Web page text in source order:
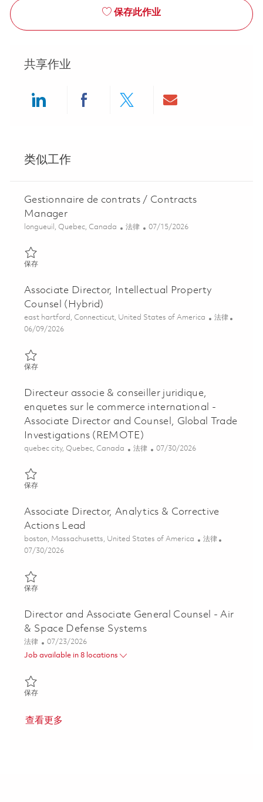
保存此作业
共享作业
类似工作
Gestionnaire de contrats / Contracts
Manager
位置
longueuil, Quebec, Canada 类别
法律 Posted Date
07/15/2026
保存保存 Gestionnaire de contrats / Contracts Manager 01840771
Associate Director, Intellectual Property
Counsel (Hybrid)
位置
east hartford, Connecticut, United States of America 类别
法律
Posted Date
06/09/2026
保存保存 Associate Director, Intellectual Property Counsel (Hybrid)
Directeur associe & conseiller juridique,
enquetes sur le commerce international -
Associate Director and Counsel, Global Trade
Investigations (REMOTE)
位置
quebec city, Quebec, Canada 类别
法律 Posted Date
07/30/2026
保存保存 Directeur associe & conseiller juridique, enquetes sur le
Associate Director, Analytics & Corrective
Actions Lead
位置
boston, Massachusetts, United States of America 类别
法律
Posted Date
07/30/2026
保存保存 Associate Director, Analytics & Corrective Actions Lead
Director and Associate General Counsel - Air
& Space Defense Systems
类别
法律 Posted Date
07/23/2026
Job available in 8 locations
保存保存 Director and Associate General Counsel - Air & Space
查看更多